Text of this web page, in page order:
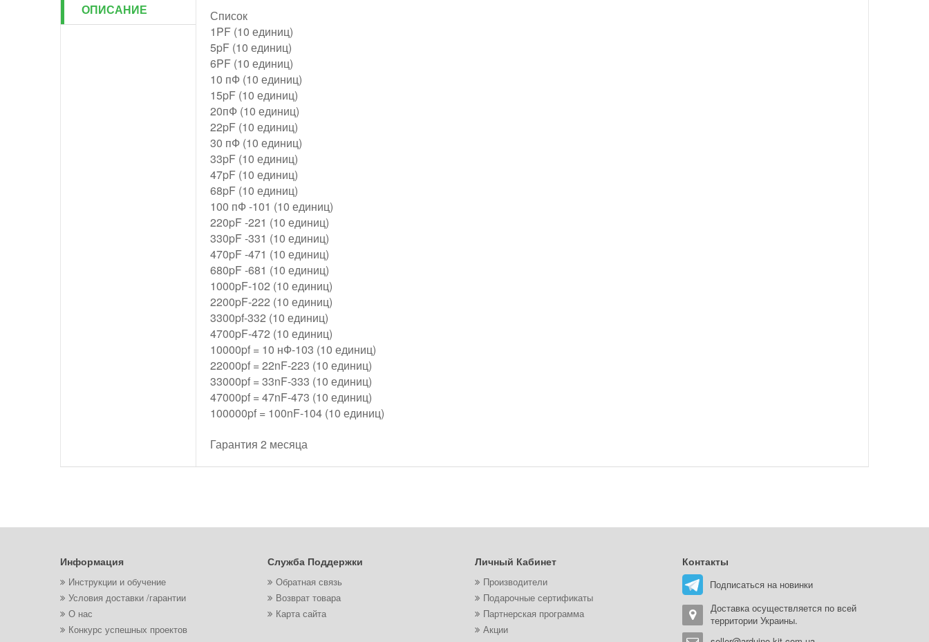
ОПИСАНИЕ
Список
1PF (10 единиц)
5pF (10 единиц)
6PF (10 единиц)
10 пФ (10 единиц)
15pF (10 единиц)
20пФ (10 единиц)
22pF (10 единиц)
30 пФ (10 единиц)
33pF (10 единиц)
47pF (10 единиц)
68pF (10 единиц)
100 пФ -101 (10 единиц)
220pF -221 (10 единиц)
330pF -331 (10 единиц)
470pF -471 (10 единиц)
680pF -681 (10 единиц)
1000pF-102 (10 единиц)
2200pF-222 (10 единиц)
3300pf-332 (10 единиц)
4700pF-472 (10 единиц)
10000pf = 10 нФ-103 (10 единиц)
22000pf = 22nF-223 (10 единиц)
33000pf = 33nF-333 (10 единиц)
47000pf = 47nF-473 (10 единиц)
100000pf = 100nF-104 (10 единиц)
Гарантия 2 месяца
Информация
Инструкции и обучение
Условия доставки /гарантии
О нас
Конкурс успешных проектов
Служба Поддержки
Обратная связь
Возврат товара
Карта сайта
Личный Кабинет
Производители
Подарочные сертификаты
Партнерская программа
Акции
Контакты
Подписаться на новинки
Доставка осуществляется по всей
территории Украины.